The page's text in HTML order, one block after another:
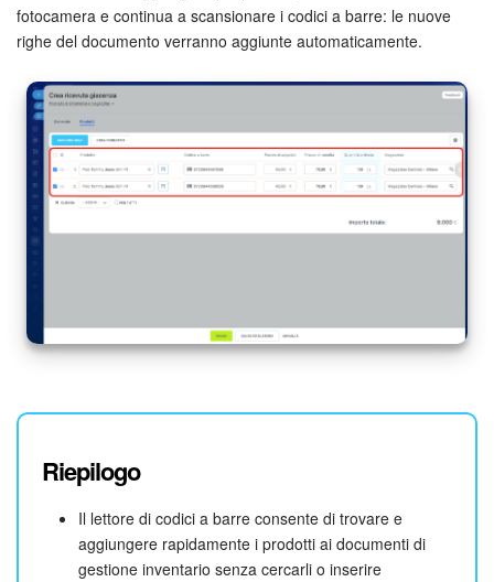
fotocamera e continua a scansionare i codici a barre: le nuove
righe del documento verranno aggiunte automaticamente.
Riepilogo
Il lettore di codici a barre consente di trovare e
aggiungere rapidamente i prodotti ai documenti di
gestione inventario senza cercarli o inserire